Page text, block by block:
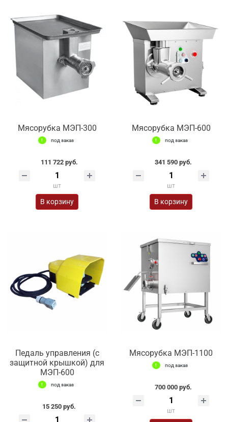
Мясорубка МЭП-300
под заказ
111 722 руб.
шт
В корзину
Мясорубка МЭП-600
под заказ
341 590 руб.
шт
В корзину
Педаль управления (с
защитной крышкой) для
МЭП-600
под заказ
15 250 руб.
Мясорубка МЭП-1100
под заказ
700 000 руб.
шт